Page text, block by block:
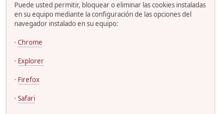
Puede usted permitir, bloquear o eliminar las cookies instaladas
en su equipo mediante la configuración de las opciones del
navegador instalado en su equipo:
· Chrome
· Explorer
· Firefox
· Safari